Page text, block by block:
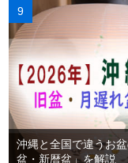
沖縄と全国で違うお
盆・新暦盆」を解説